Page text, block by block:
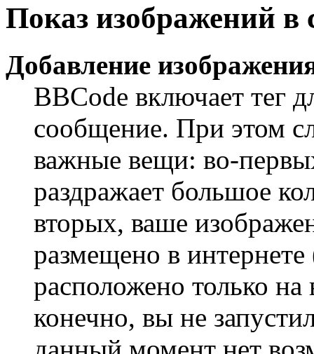
Показ изображений в
Добавление
BBCode включает тег
сообщение. При этом
важные вещи: во-
раздражает большое
вторых, ваше
размещено в
расположено только
конечно, вы не